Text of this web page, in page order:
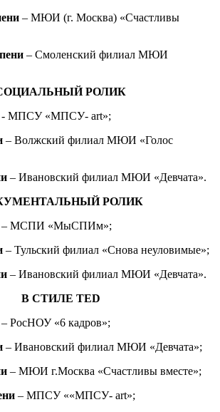
– МЮИ (г. Москва) «Счастливы
– Смоленский филиал МЮИ
РОЛИК
- МПСУ «МПСУ- art»;
– Волжский филиал МЮИ «Голос
– Ивановский филиал МЮИ «Девчата».
РОЛИК
– МСПИ «МыСПИм»;
– Тульский филиал «Снова неуловимые»;
– Ивановский филиал МЮИ «Девчата».
В СТИЛЕ TED
– РосНОУ «6 кадров»;
– Ивановский филиал МЮИ «Девчата»;
– МЮИ г.Москва «Счастливы вместе»;
– МПСУ ««МПСУ- art»;